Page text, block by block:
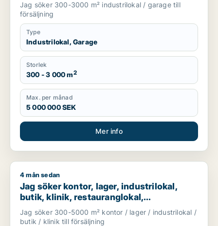
Jag söker 300-3000 m² industrilokal / garage till
försäljning
Type
Industrilokal, Garage
Storlek
300 - 3 000 m2
Max. per månad
5 000 000 SEK
Mer info
Jag söker kontor, lager, industrilokal, butik, klinik,
4 mån sedan
Jag söker kontor, lager, industrilokal,
butik, klinik, restauranglokal,
fastighetsmark, bostadsfastighet, hotell
eller garage till salu i Malmö
Jag söker 300-5000 m² kontor / lager / industrilokal /
butik / klinik till försäljning